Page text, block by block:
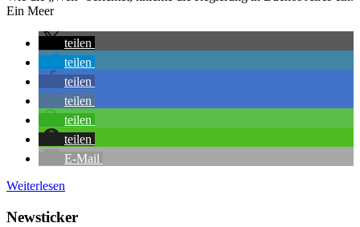
Ein Meer
teilen
teilen
teilen
teilen
teilen
teilen
E-Mail
Weiterlesen
Newsticker